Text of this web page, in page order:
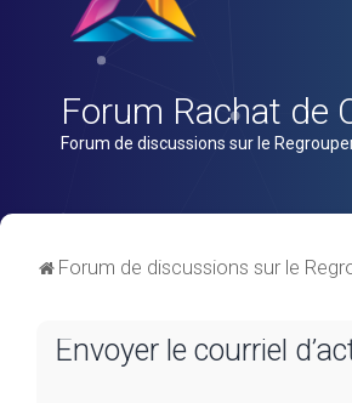
Forum Rachat de
Forum de discussions sur le
Forum de discussions sur le
Envoyer le courriel